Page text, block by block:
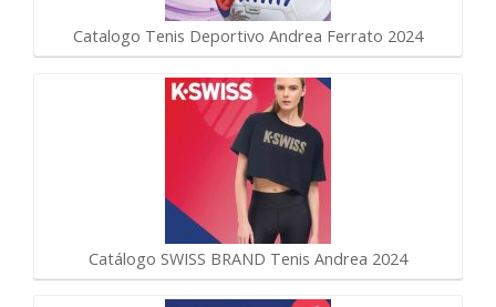
Catalogo Tenis Deportivo Andrea Ferrato 2024
Catálogo SWISS BRAND Tenis Andrea 2024